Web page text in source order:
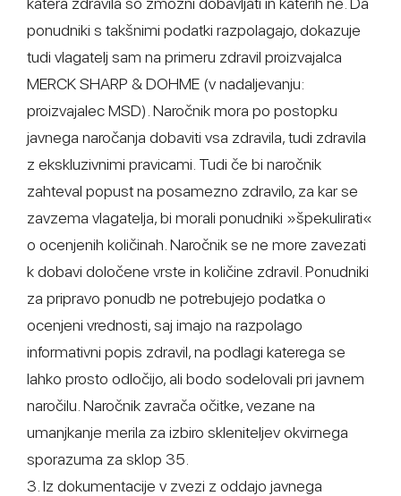
ponudniki s takšnimi podatki razpolagajo, dokazuje
tudi vlagatelj sam na primeru zdravil proizvajalca
MERCK SHARP & DOHME (v nadaljevanju:
proizvajalec MSD). Naročnik mora po postopku
javnega naročanja dobaviti vsa zdravila, tudi zdravila
z ekskluzivnimi pravicami. Tudi če bi naročnik
zahteval popust na posamezno zdravilo, za kar se
zavzema vlagatelja, bi morali ponudniki »špekulirati«
o ocenjenih količinah. Naročnik se ne more zavezati
k dobavi določene vrste in količine zdravil. Ponudniki
za pripravo ponudb ne potrebujejo podatka o
ocenjeni vrednosti, saj imajo na razpolago
informativni popis zdravil, na podlagi katerega se
lahko prosto odločijo, ali bodo sodelovali pri javnem
naročilu. Naročnik zavrača očitke, vezane na
umanjkanje merila za izbiro skleniteljev okvirnega
sporazuma za sklop 35.
3. Iz dokumentacije v zvezi z oddajo javnega